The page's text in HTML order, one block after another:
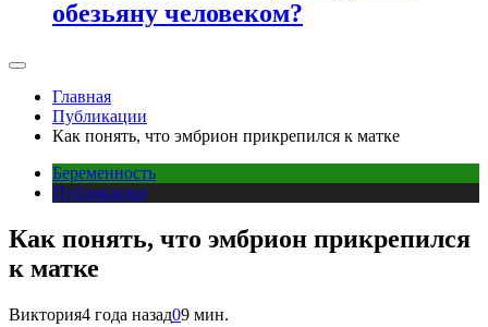
обезьяну человеком?
Главная
Публикации
Как понять, что эмбрион прикрепился к матке
Беременность
Публикации
Как понять, что эмбрион прикрепился
к матке
Виктория4 года назад09 мин.